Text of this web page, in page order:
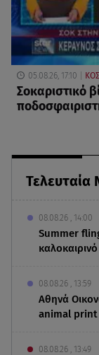
Τελευταία
08.08.26 , 14:00
Summer
08.08.26 , 13:59
Αθηνά
animal print
08.08.26 , 13:49
05.08.26, 17:10
Σοκαριστικό